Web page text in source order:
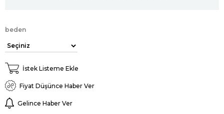
beden
İstek Listeme Ekle
Fiyat Düşünce Haber Ver
Gelince Haber Ver